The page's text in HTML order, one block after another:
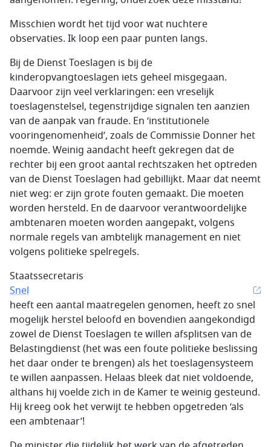
Misschien wordt het tijd voor wat nuchtere
observaties. Ik loop een paar punten langs.
Bij de Dienst Toeslagen is bij de
kinderopvangtoeslagen iets geheel misgegaan.
Daarvoor zijn veel verklaringen: een vreselijk
toeslagenstelsel, tegenstrijdige signalen ten aanzien
van de aanpak van fraude. En ‘institutionele
vooringenomenheid’, zoals de Commissie Donner het
noemde. Weinig aandacht heeft gekregen dat de
rechter bij een groot aantal rechtszaken het optreden
van de Dienst Toeslagen had gebillijkt. Maar dat neemt
niet weg: er zijn grote fouten gemaakt. Die moeten
worden hersteld. En de daarvoor verantwoordelijke
ambtenaren moeten worden aangepakt, volgens
normale regels van ambtelijk management en niet
volgens politieke spelregels.
Staatssecretaris
Snel
heeft een aantal maatregelen genomen, heeft zo snel
mogelijk herstel beloofd en bovendien aangekondigd
zowel de Dienst Toeslagen te willen afsplitsen van de
Belastingdienst (het was een foute politieke beslissing
het daar onder te brengen) als het toeslagensysteem
te willen aanpassen. Helaas bleek dat niet voldoende,
althans hij voelde zich in de Kamer te weinig gesteund.
Hij kreeg ook het verwijt te hebben opgetreden ‘als
een ambtenaar’!